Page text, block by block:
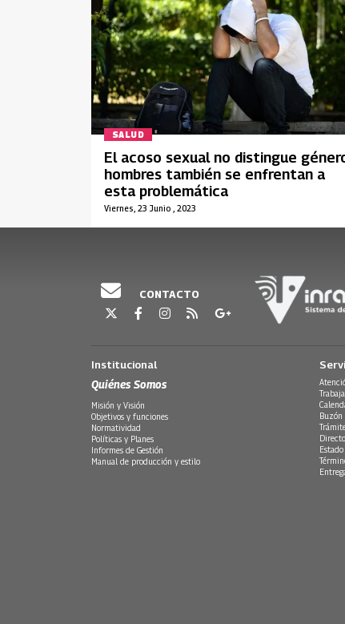
SALUD
Viernes, 23 Junio , 2023
El acoso sexual no distingue
hombres también se enfrentan a
esta problemática
CONTACTO
Institucional
Quiénes Somos
Misión y Visión
Objetivos y funciones
Normatividad
Políticas y Planes
Informes de Gestión
Manual de producción y estilo
Buzón